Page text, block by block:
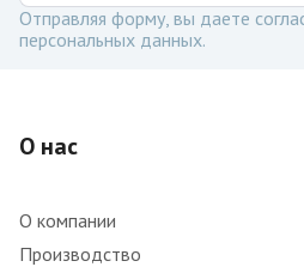
Отправляя форму, вы даете
персональных данных.
О нас
О компании
Производство